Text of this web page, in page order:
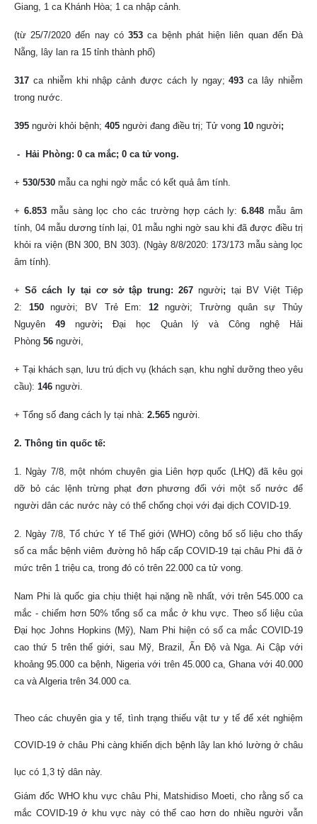
Giang, 1 ca Khánh Hòa; 1 ca nhập cảnh.
(từ 25/7/2020 đến nay có353 ca bệnh phát hiện liên quan đến Đà
Nẵng, lây lan ra 15 tỉnh thành phố)
317 ca nhiễm khi nhập cảnh được cách ly ngay;493 ca lây nhiễm
trong nước.
395 người khỏi bệnh; 405 người đang điều trị; Tử vong 10 người;
- Hải Phòng: 0 ca mắc; 0 ca tử vong.
+ 530/530 mẫu ca nghi ngờ mắc có kết quả âm tính.
+ 6.853mẫu sàng lọc cho các trường hợp cách ly:6.848mẫu âm
tính, 04 mẫu dương tính lại, 01 mẫu nghi ngờ sau khi đã được điều trị
khỏi ra viện (BN 300, BN 303). (Ngày 8/8/2020: 173/173 mẫu sàng lọc
âm tính).
+Số cách ly tại cơ sở tập trung: 267người; tại BV Việt Tiệp
2: 150người; BV Trẻ Em: 12người;
Trường quân sự Thủy
Nguyên 49 người; Đại học Quản lý và Công nghệ Hải
Phòng 56 người,
+ Tại khách sạn, lưu trú dịch vụ (khách sạn, khu nghỉ dưỡng theo yêu
cầu): 146 người.
+ Tổng số đang cách ly tại nhà: 2.565 người.
2. Thông tin quốc tế:
1. Ngày 7/8, một nhóm chuyên gia Liên hợp quốc (LHQ) đã kêu gọi
dỡ bỏ các lệnh trừng phạt đơn phương đối với một số nước để
người dân các nước này có thể chống chọi với đại dịch COVID-19.
2. Ngày 7/8, Tổ chức Y tế Thế giới (WHO) công bố số liệu cho thấy
số ca mắc bệnh viêm đường hô hấp cấp COVID-19 tại châu Phi đã ở
mức trên 1 triệu ca, trong đó có trên 22.000 ca tử vong.
Nam Phi là quốc gia chịu thiệt hại nặng nề nhất, với trên 545.000 ca
mắc - chiếm hơn 50% tổng số ca mắc ở khu vực. Theo số liệu của
Đại học Johns Hopkins (Mỹ), Nam Phi hiện có số ca mắc COVID-19
cao thứ 5 trên thế giới, sau Mỹ, Brazil, Ấn Độ và Nga. Ai Cập với
khoảng 95.000 ca bệnh, Nigeria với trên 45.000 ca, Ghana với 40.000
ca và Algeria trên 34.000 ca.
Theo các chuyên gia y tế, tình trạng thiếu vật tư y tế để xét nghiệm
COVID-19 ở châu Phi càng khiến dịch bệnh lây lan khó lường ở châu
lục có 1,3 tỷ dân này.
Giám đốc WHO khu vực châu Phi, Matshidiso Moeti, cho rằng số ca
mắc COVID-19 ở khu vực này có thể cao hơn do nhiều người vẫn